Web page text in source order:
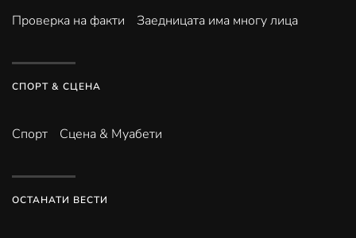
Проверка на факти
Заедницата има многу лица
СПОРТ & СЦЕНА
Спорт Сцена & Муабети
ОСТАНАТИ ВЕСТИ